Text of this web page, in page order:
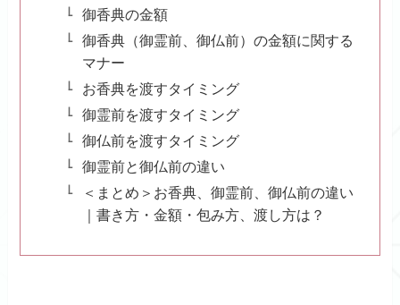
御香典の金額
御香典（御霊前、御仏前）の金額に関する
マナー
お香典を渡すタイミング
御霊前を渡すタイミング
御仏前を渡すタイミング
御霊前と御仏前の違い
＜まとめ＞お香典、御霊前、御仏前の違い
｜書き方・金額・包み方、渡し方は？